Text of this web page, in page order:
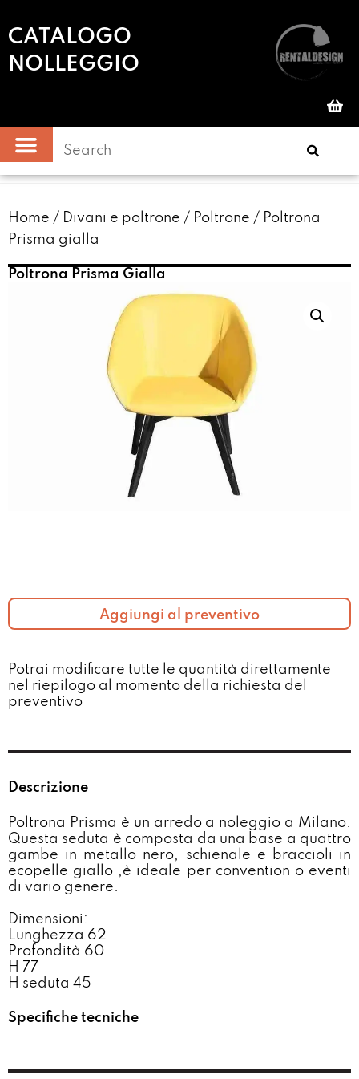
CATALOGO
NOLLEGGIO
Home / Divani e poltrone / Poltrone / Poltrona
Prisma gialla
Poltrona Prisma Gialla
Aggiungi al preventivo
Potrai modificare tutte le quantità direttamente
nel riepilogo al momento della richiesta del
preventivo​
Descrizione
Poltrona Prisma è un arredo a noleggio a Milano.
Questa seduta è composta da una base a quattro
gambe in metallo nero, schienale e braccioli in
ecopelle giallo ,è ideale per convention o eventi
di vario genere.
Dimensioni:
Lunghezza 62
Profondità 60
H 77
H seduta 45
Specifiche tecniche